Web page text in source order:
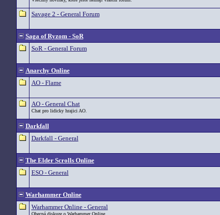
Savage 2 - General Forum
Saga of Ryzom - SoR
SoR - General Forum
Anarchy Online
AO - Flame
AO - General Chat
Chat pro lidicky hrajici AO.
Darkfall
Darkfall - General
The Elder Scrolls Online
ESO - General
Warhammer Online
Warhammer Online - General
Obecná diskuze o Warhammer Online